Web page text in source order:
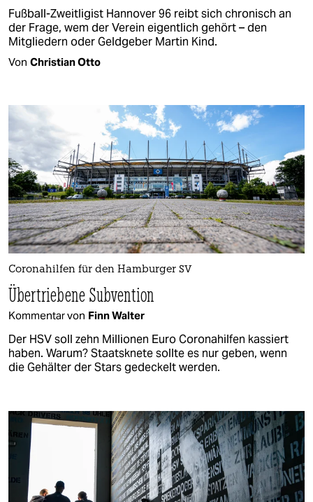
Fußball-Zweitligist Hannover 96 reibt sich chronisch an
der Frage, wem der Verein eigentlich gehört – den
Mitgliedern oder Geldgeber Martin Kind.
Von Christian Otto
Coronahilfen für den Hamburger SV
Übertriebene Subvention
Kommentar von Finn Walter
Der HSV soll zehn Millionen Euro Coronahilfen kassiert
haben. Warum? Staatsknete sollte es nur geben, wenn
die Gehälter der Stars gedeckelt werden.